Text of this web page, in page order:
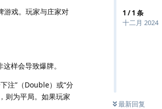
1 /1 条
十二月 2024
最新回复
游戏。玩家与庄家对
样会导致爆牌。
注”（Double）或“分
则为平局。如果玩家